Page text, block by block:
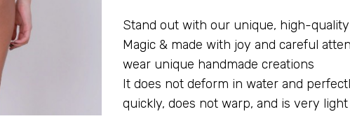
Stand out with our unique, high-
Magic & made with joy and careful
wear unique handmade creations
It does not deform in water and
quickly, does not warp, and is very light